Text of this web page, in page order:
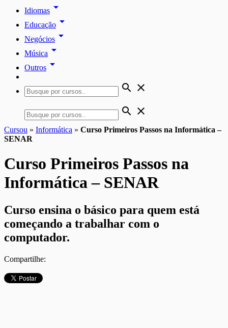
Idiomas arrow_drop_down
Educação arrow_drop_down
Negócios arrow_drop_down
Música arrow_drop_down
Outros arrow_drop_down
search close
search close
Cursou » Informática » Curso Primeiros Passos na Informática –
SENAR
Curso Primeiros Passos na
Informática – SENAR
Curso ensina o básico para quem está
começando a trabalhar com o
computador.
Compartilhe: